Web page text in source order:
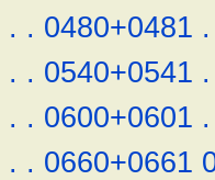
. . 0480+0481 .
. . 0540+0541 .
. . 0600+0601 .
. . 0660+0661